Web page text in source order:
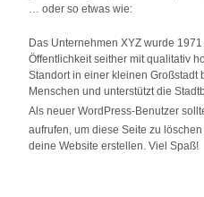
… oder so etwas wie:
Das Unternehmen XYZ wurde
Öffentlichkeit seither mit qualitativ
Standort in einer kleinen Großstadt
Menschen und unterstützt die
Als neuer WordPress-Benutzer
aufrufen, um diese Seite zu
deine Website erstellen. Viel Spaß!